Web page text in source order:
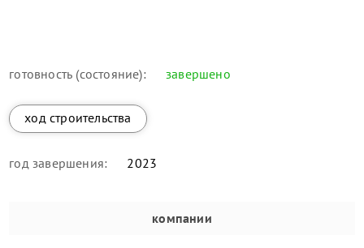
готовность (состояние): завершено
ход строительства
год завершения: 2023
компании